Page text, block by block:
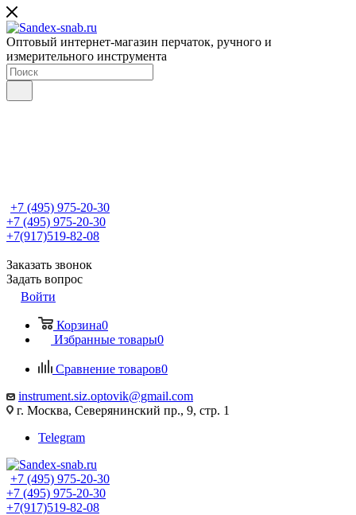
Оптовый интернет-магазин перчаток, ручного и
измерительного инструмента
+7 (495) 975-20-30
+7 (495) 975-20-30
+7(917)519-82-08
Заказать звонок
Задать вопрос
Войти
Корзина0
Избранные товары0
Сравнение товаров0
instrument.siz.optovik@gmail.com
г. Москва, Северянинский пр., 9, стр. 1
Telegram
+7 (495) 975-20-30
+7 (495) 975-20-30
+7(917)519-82-08